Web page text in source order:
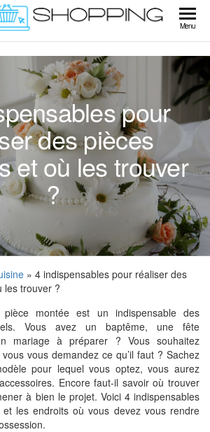
Menu
pour
des pièces
et où les trouver
?
» 4 indispensables pour réaliser des
les trouver ?
montée est un indispensable des
Vous avez un baptême, une fête
mariage à préparer ? Vous souhaitez
vous demandez ce qu’il faut ? Sachez
pour lequel vous optez, vous aurez
Encore faut-il savoir où trouver
à bien le projet. Voici 4 indispensables
les endroits où vous devez vous rendre